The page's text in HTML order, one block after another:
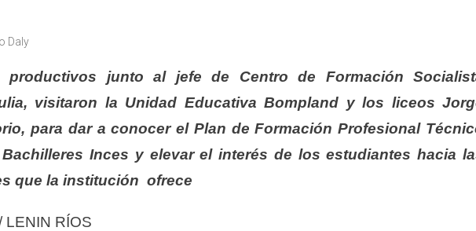
Daly
productivos junto al jefe de Centro de Formación
visitaron la Unidad Educativa Bompland y los liceos
para dar a conocer el Plan de Formación Profesional
Inces y elevar el interés de los estudiantes hacia
que la institución ofrece
LENIN RÍOS